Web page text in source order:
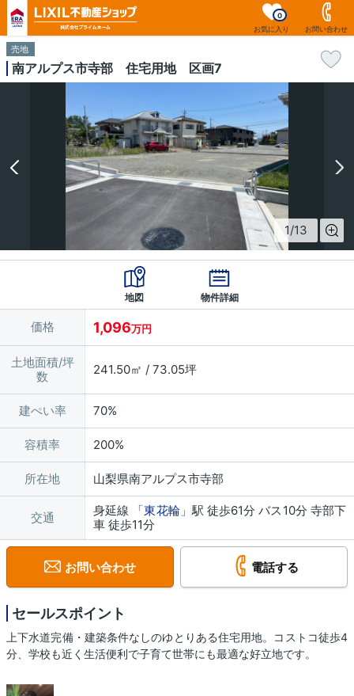
お気に入り
0
お問い合わせ
売地
南アルプス市寺部 住宅用地 区画7
1/13
地図 物件詳細
価格 1,096万円
土地面積/坪
数
241.50㎡ / 73.05坪
建ぺい率 70%
容積率 200%
所在地 山梨県南アルプス市寺部
交通 身延線 「東花輪」駅 徒歩61分 バス10分 寺部下
車 徒歩11分
お問い合わせ 電話する
セールスポイント
上下水道完備・建築条件なしのゆとりある住宅用地。コストコ徒歩4
分、学校も近く生活便利で子育て世帯にも最適な好立地です。